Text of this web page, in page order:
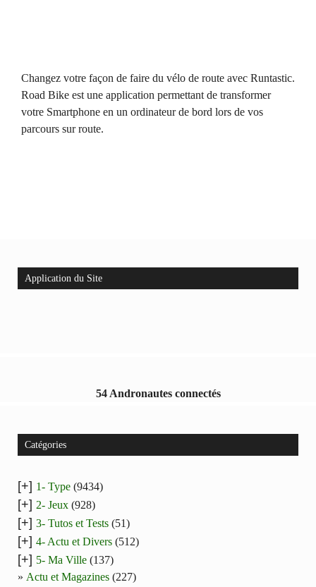
Changez votre façon de faire du vélo de route avec Runtastic.
Road Bike est une application permettant de transformer
votre Smartphone en un ordinateur de bord lors de vos
parcours sur route.
Application du Site
54 Andronautes connectés
Catégories
[+] 1- Type (9434)
[+] 2- Jeux (928)
[+] 3- Tutos et Tests (51)
[+] 4- Actu et Divers (512)
[+] 5- Ma Ville (137)
Actu et Magazines (227)